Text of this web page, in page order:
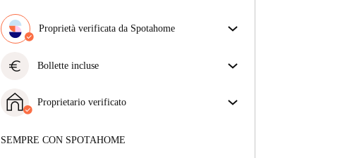
Proprietà verificata da Spotahome
ottieni esattamente ciò che vedi nell'annuncio.
euro Bollette incluse
incluse, che coprono l'affitto e le utenze per
un'esperienza di affitto senza problemi.
Proprietario verificato
Maggiori informazioni su questo locatore
SEMPRE CON SPOTAHOME